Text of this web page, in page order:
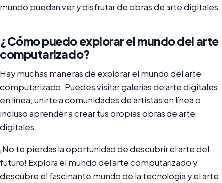
mundo puedan ver y disfrutar de obras de arte digitales.
¿Cómo puedo explorar el mundo del arte
computarizado?
Hay muchas maneras de explorar el mundo del arte
computarizado. Puedes visitar galerías de arte digitales
en línea, unirte a comunidades de artistas en línea o
incluso aprender a crear tus propias obras de arte
digitales.
¡No te pierdas la oportunidad de descubrir el arte del
futuro! Explora el mundo del arte computarizado y
descubre el fascinante mundo de la tecnología y el arte